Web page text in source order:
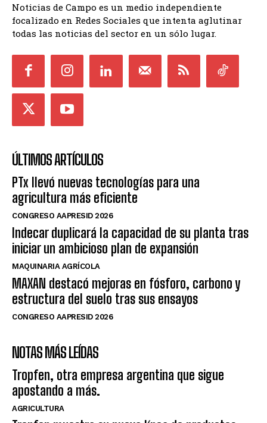
Noticias de Campo es un medio independiente
focalizado en Redes Sociales que intenta aglutinar
todas las noticias del sector en un sólo lugar.
ÚLTIMOS ARTÍCULOS
PTx llevó nuevas tecnologías para una
agricultura más eficiente
CONGRESO AAPRESID 2026
Indecar duplicará la capacidad de su planta tras
iniciar un ambicioso plan de expansión
MAQUINARIA AGRÍCOLA
MAXAN destacó mejoras en fósforo, carbono y
estructura del suelo tras sus ensayos
CONGRESO AAPRESID 2026
NOTAS MÁS LEÍDAS
Tropfen, otra empresa argentina que sigue
apostando a más.
AGRICULTURA